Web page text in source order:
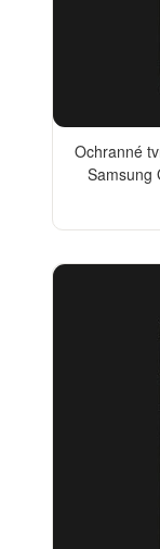
Ochranné
Samsung